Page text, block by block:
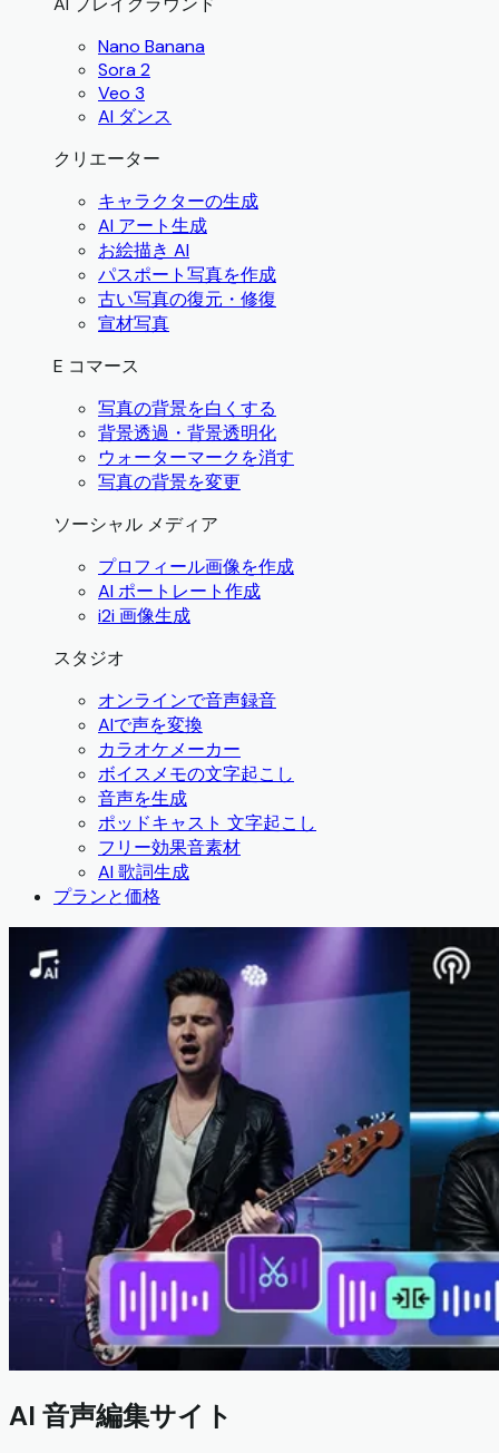
Nano Banana
Sora 2
Veo 3
AI ダンス
クリエーター
キャラクターの生成
AI アート生成
お絵描き AI
パスポート写真を作成
古い写真の復元・修復
宣材写真
E コマース
写真の背景を白くする
背景透過・背景透明化
ウォーターマークを消す
写真の背景を変更
ソーシャル メディア
プロフィール画像を作成
AI ポートレート作成
i2i 画像生成
スタジオ
オンラインで音声録音
AIで声を変換
カラオケメーカー
ボイスメモの文字起こし
音声を生成
ポッドキャスト 文字起こし
フリー効果音素材
AI 歌詞生成
プランと価格
AI 音声編集サイト